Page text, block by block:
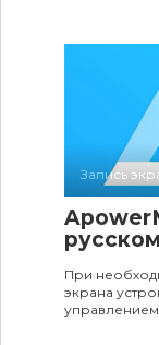
Запись
При
экрана
управлением